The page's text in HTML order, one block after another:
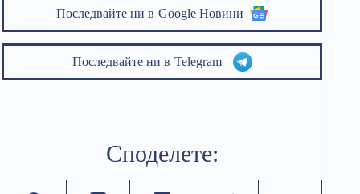
Последвайте ни в Google Новини
Последвайте ни в Telegram
Споделете: